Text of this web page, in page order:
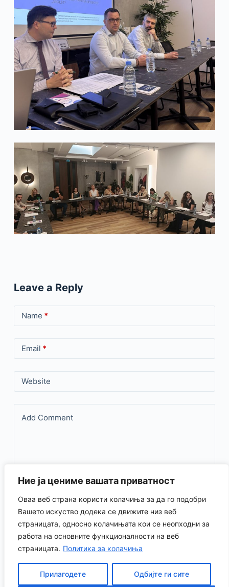
Ние ја цениме вашата приватност
Оваа веб страна користи колачиња за да го подобри
Вашето искуство додека се движите низ веб
страницата, односно колачињата кои се неопходни за
работа на основните функционалности на веб
страницата. Политика за колачиња
Прилагодете Одбијте ги сите
Leave a Reply
Name *
Email *
Website
Add Comment
Save my name, email, and website in this browser for the
next time I comment.
Испрати коментар